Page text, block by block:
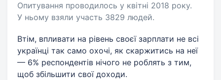
Опитування проводилось у квітні 2018 року.
У ньому взяли участь 3829 людей.
Втім, впливати на рівень своєї зарплати не всі
українці так само охочі, як скаржитись на неї
— 6% респондентів нічого не роблять з тим,
щоб збільшити свої доходи.